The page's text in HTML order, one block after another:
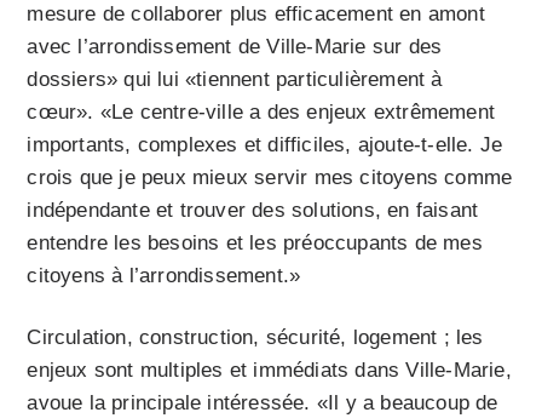
mesure de collaborer plus efficacement en amont
avec l’arrondissement de Ville-Marie sur des
dossiers» qui lui «tiennent particulièrement à
cœur». «Le centre-ville a des enjeux extrêmement
importants, complexes et difficiles, ajoute-t-elle. Je
crois que je peux mieux servir mes citoyens comme
indépendante et trouver des solutions, en faisant
entendre les besoins et les préoccupants de mes
citoyens à l’arrondissement.»
Circulation, construction, sécurité, logement ; les
enjeux sont multiples et immédiats dans Ville-Marie,
avoue la principale intéressée. «Il y a beaucoup de